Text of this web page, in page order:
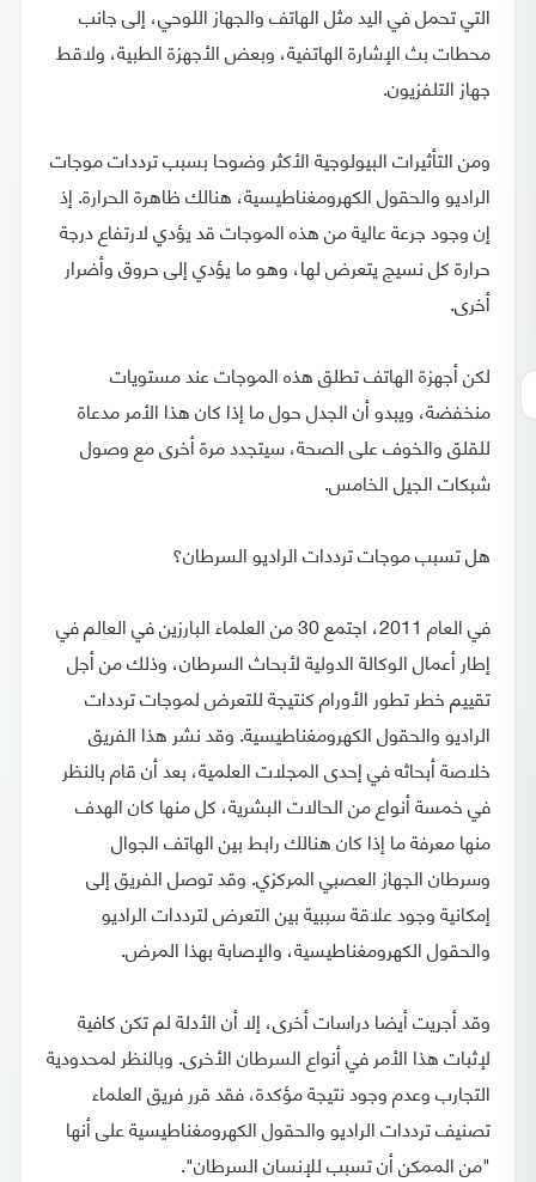
التي تحمل في اليد مثل الهاتف والجهاز اللوحي، إلى جانب
محطات بث الإشارة الهاتفية، وبعض الأجهزة الطبية، ولاقط
جهاز التلفزيون.
ومن التأثيرات البيولوجية الأكثر وضوحا بسبب ترددات موجات
الراديو والحقول الكهرومغناطيسية، هنالك ظاهرة الحرارة. إذ
إن وجود جرعة عالية من هذه الموجات قد يؤدي لارتفاع درجة
حرارة كل نسيج يتعرض لها، وهو ما يؤدي إلى حروق وأضرار
أخرى.
لكن أجهزة الهاتف تطلق هذه الموجات عند مستويات
منخفضة، ويبدو أن الجدل حول ما إذا كان هذا الأمر مدعاة
للقلق والخوف على الصحة، سيتجدد مرة أخرى مع وصول
شبكات الجيل الخامس.
هل تسبب موجات ترددات الراديو السرطان؟
في العام 2011، اجتمع 30 من العلماء البارزين في العالم في
إطار أعمال الوكالة الدولية لأبحاث السرطان، وذلك من أجل
تقييم خطر تطور الأورام كنتيجة للتعرض لموجات ترددات
الراديو والحقول الكهرومغناطيسية. وقد نشر هذا الفريق
خلاصة أبحاثه في إحدى المجلات العلمية، بعد أن قام بالنظر
في خمسة أنواع من الحالات البشرية، كل منها كان الهدف
منها معرفة ما إذا كان هنالك رابط بين الهاتف الجوال
وسرطان الجهاز العصبي المركزي. وقد توصل الفريق إلى
إمكانية وجود علاقة سببية بين التعرض لترددات الراديو
والحقول الكهرومغناطيسية، والإصابة بهذا المرض.
وقد أجريت أيضا دراسات أخرى، إلا أن الأدلة لم تكن كافية
لإثبات هذا الأمر في أنواع السرطان الأخرى. وبالنظر لمحدودية
التجارب وعدم وجود نتيجة مؤكدة، فقد قرر فريق العلماء
تصنيف ترددات الراديو والحقول الكهرومغناطيسية على أنها
"من الممكن أن تسبب للإنسان السرطان".